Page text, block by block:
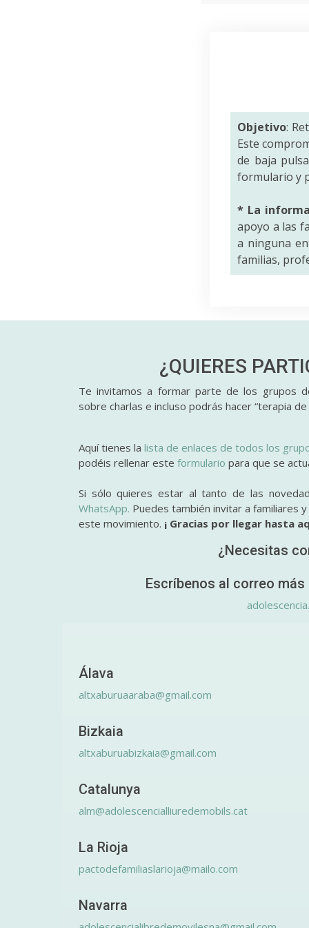
Objetivo:
Este
de baja
formulario y
* La
apoyo a las
a ninguna
familias,
¿QUIERES
Te invitamos a formar parte de los grupos
sobre charlas e incluso podrás hacer “terapia de
Aquí tienes lalista de enlaces de todos los
podéis rellenar este formulario para que se
Si sólo quieres estar al tanto de las
WhatsApp. Puedes también invitar a familiares
este movimiento. ¡ Gracias por llegar hasta
¿Necesitas
Escríbenos al correo
Álava
altxaburuaaraba@gmail.com
Bizkaia
altxaburuabizkaia@gmail.com
Catalunya
alm@adolescencialliuredemobils.cat
La Rioja
pactodefamiliaslarioja@mailo.com
Navarra